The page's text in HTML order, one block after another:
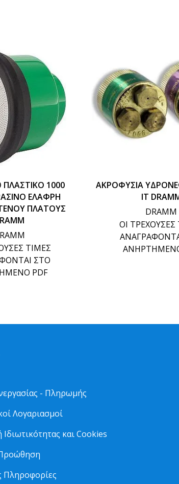
1000
ΕΛΑΦΡΗ
ΠΛΑΤΟΥΣ
ΤΙΜΕΣ
ΣΤΟ
PDF
ΑΚΡΟΦΥΣΙΑ
IT
DRAMM
ΟΙ ΤΡΕΧΟΥΣΕΣ
- Πληρωμής
Λογαριασμοί
Ιδιωτικότητας και Cookies
Πληροφορίες